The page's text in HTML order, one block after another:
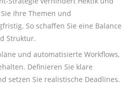
Ihre Themen und
So schaffen Sie eine Balance
Struktur.
und automatisierte Workflows,
Definieren Sie klare
setzen Sie realistische Deadlines.